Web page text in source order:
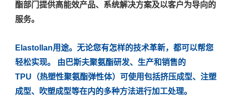
酯部门提供高能效产品、系统解决方案及以客户为导向的
服务。
Elastollan用途。无论您有怎样的技术革新，都可以帮您
轻松实现。 由巴斯夫聚氨酯研发、生产和销售的
TPU（热塑性聚氨酯弹性体）可使用包括挤压成型、注塑
成型、吹塑成型等在内的多种方法进行加工处理。